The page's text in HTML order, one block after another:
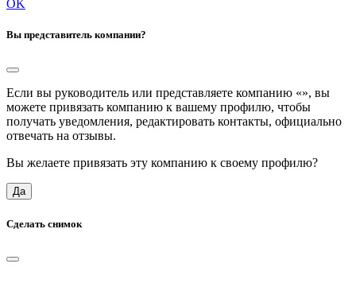
OK
Вы представитель компании?
Если вы руководитель или представляете компанию «», вы
можете привязать компанию к вашему профилю, чтобы
получать уведомления, редактировать контакты, официально
отвечать на отзывы.
Вы желаете привязать эту компанию к своему профилю?
Да
Сделать снимок